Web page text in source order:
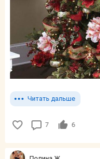
Читать дальше
7 6